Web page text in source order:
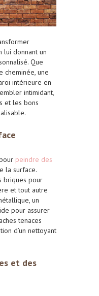
lui donnant un
Que
cheminée, une
intérieure en
intimidant,
et les bons
peindre des
la surface.
briques pour
et tout autre
un
pour assurer
tenaces
d’un nettoyant
et des